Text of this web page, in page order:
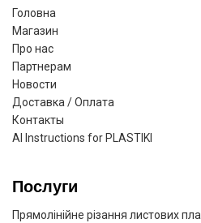
Головна
Магазин
Про нас
Партнерам
Новости
Доставка / Оплата
Контакты
AI Instructions for PLASTIKI
Послуги
Прямолінійне різання листових